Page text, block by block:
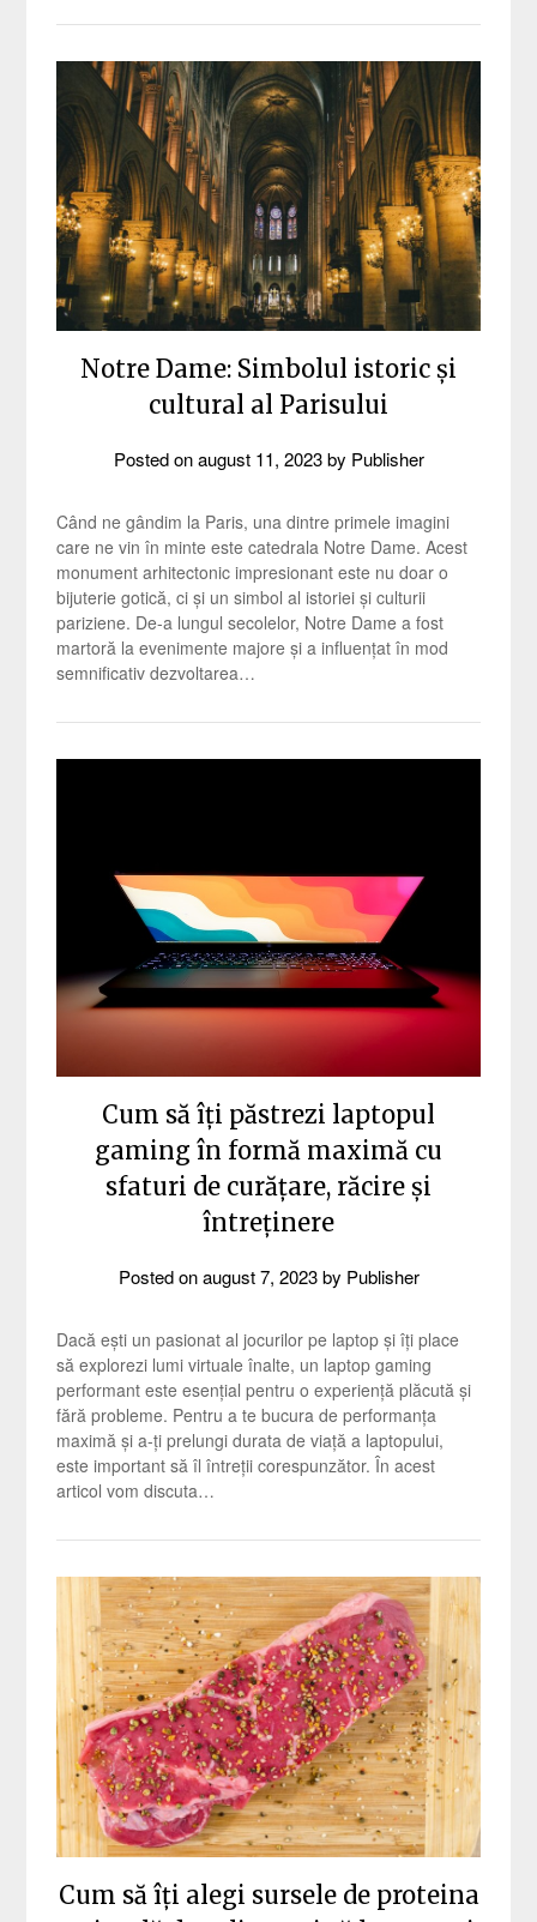
Notre Dame: Simbolul istoric și
cultural al Parisului
Posted onaugust 11, 2023by Publisher
Când ne gândim la Paris, una dintre primele imagini
care ne vin în minte este catedrala Notre Dame. Acest
monument arhitectonic impresionant este nu doar o
bijuterie gotică, ci și un simbol al istoriei și culturii
pariziene. De-a lungul secolelor, Notre Dame a fost
martoră la evenimente majore și a influențat în mod
semnificativ dezvoltarea…
Cum să îți păstrezi laptopul
gaming în formă maximă cu
sfaturi de curățare, răcire și
întreținere
Posted onaugust 7, 2023by Publisher
Dacă ești un pasionat al jocurilor pe laptop și îți place
să explorezi lumi virtuale înalte, un laptop gaming
performant este esențial pentru o experiență plăcută și
fără probleme. Pentru a te bucura de performanța
maximă și a-ți prelungi durata de viață a laptopului,
este important să îl întreții corespunzător. În acest
articol vom discuta…
Cum să îți alegi sursele de proteina